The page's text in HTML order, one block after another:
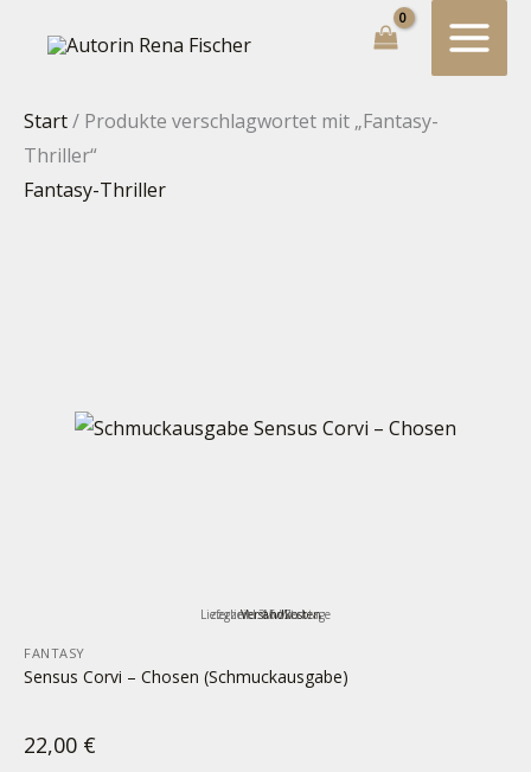
Inhalt
Start/ Produkte verschlagwortet mit „Fantasy-
Thriller“
Fantasy-Thriller
inkl. MwSt.
zzgl.Versandkosten
Lieferzeit:3-5 Werktage
FANTASY
Sensus Corvi – Chosen (Schmuckausgabe)
22,00 €